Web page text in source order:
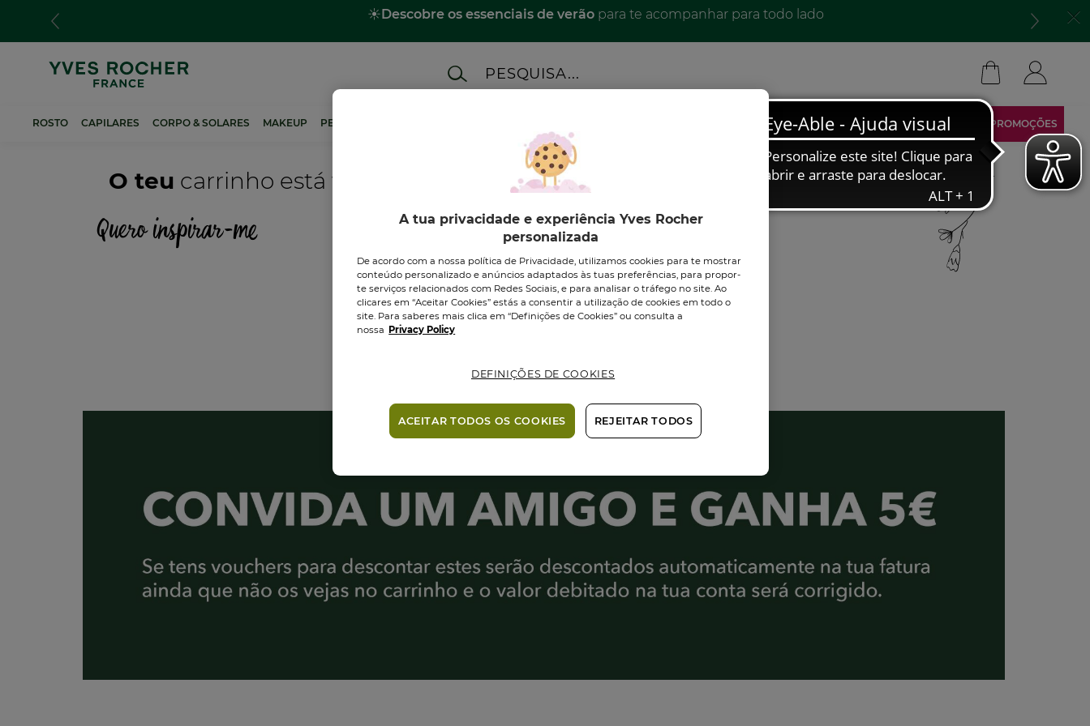
conteúdo
☀️Descobre os essenciais de verão para te acompanhar para todo lado​
ROSTO CAPILARES CORPO & SOLARES MAKEUP PERFUMES TORNA-TE AFILIADO ÁREA RESERVADA PROMOÇÕES
O teu carrinho está vazio
Quero inspirar-me
DESCOBRE OS NOSSOS
A tua privacidade e experiência Yves Rocher
personalizada
De acordo com a nossa política de Privacidade, utilizamos cookies para te mostrar
conteúdo personalizado e anúncios adaptados às tuas preferências, para propor-
te serviços relacionados com Redes Sociais, e para analisar o tráfego no site. Ao
clicares em “Aceitar Cookies” estás a consentir a utilização de cookies em todo o
site. Para saberes mais clica em “Definições de Cookies” ou consulta a
nossa Privacy Policy
DEFINIÇÕES DE COOKIES
REJEITAR TODOS
ACEITAR TODOS OS COOKIES